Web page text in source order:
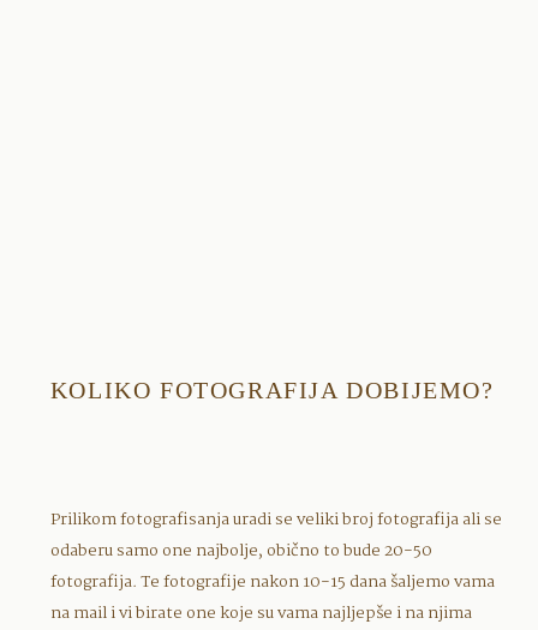
KOLIKO FOTOGRAFIJA DOBIJEMO?
Prilikom fotografisanja uradi se veliki broj fotografija ali se
odaberu samo one najbolje, obično to bude 20-50
fotografija. Te fotografije nakon 10-15 dana šaljemo vama
na mail i vi birate one koje su vama najljepše i na njima